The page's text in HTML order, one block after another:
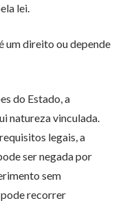
lei.
um direito ou depende
do Estado, a
natureza vinculada.
legais, a
ser negada por
sem
recorrer